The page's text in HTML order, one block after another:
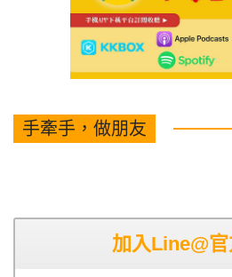
手牽手，做朋友
加入Line@